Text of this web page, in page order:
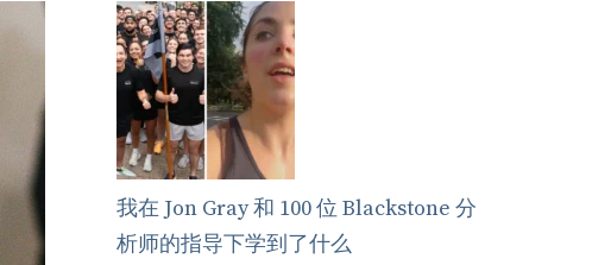
我在 Jon Gray 和 100 位 Blackstone 分
析师的指导下学到了什么